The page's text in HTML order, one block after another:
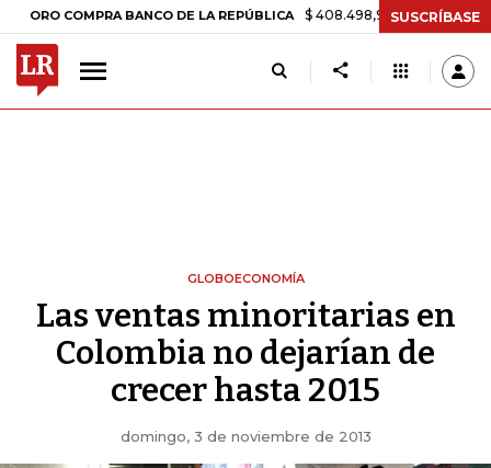
COMPRA BANCO DE LA REPÚBLICA $ 408.498,97 +$ 8.753,81 +2,19%
SUSCRÍBASE
GLOBOECONOMÍA
Las ventas minoritarias en
Colombia no dejarían de
crecer hasta 2015
domingo, 3 de noviembre de 2013